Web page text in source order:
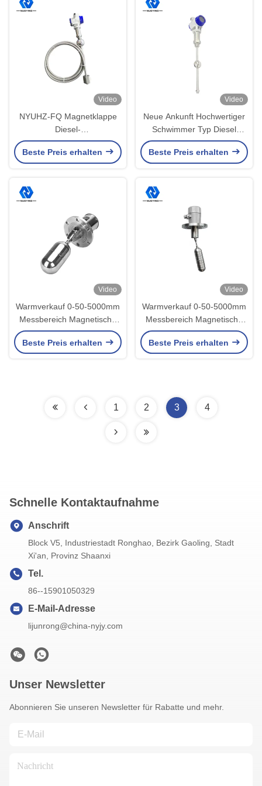
Video
NYUHZ-FQ Magnetklappe
Diesel-
Kraftstoffstandsanzeige
Schwimmer-Kraftstofftank-
Beste Preis erhalten
Video
Neue Ankunft Hochwertiger
Schwimmer Typ Diesel
Brennstoffbehälter
Magnetische Klappe
Beste Preis erhalten
Video
Warmverkauf 0-50-5000mm
Messbereich Magnetische
Flüssigkeitsmessung mit
hoher Genauigkeit
Beste Preis erhalten
Video
Warmverkauf 0-50-5000mm
Messbereich Magnetische
Flüssigkeitsmessung mit
hoher Genauigkeit
Beste Preis erhalten
1 2 3 4
Schnelle Kontaktaufnahme
Anschrift
Block V5, Industriestadt Ronghao, Bezirk Gaoling, Stadt
Xi'an, Provinz Shaanxi
Tel.
86--15901050329
E-Mail-Adresse
lijunrong@china-nyjy.com
Unser Newsletter
Abonnieren Sie unseren Newsletter für Rabatte und mehr.